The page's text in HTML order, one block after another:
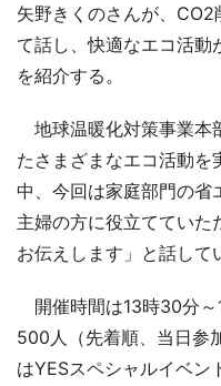
矢野きくのさんが、
て話し、快適なエコ活動
を紹介する。
地球温暖化対策事業本
たさまざまなエコ活動を
中、今回は家庭部門の省
主婦の方に役立てていた
お伝えします」と話して
開催時間は13時30分～
500人（先着順、当日参
はYESスペシャルイベン